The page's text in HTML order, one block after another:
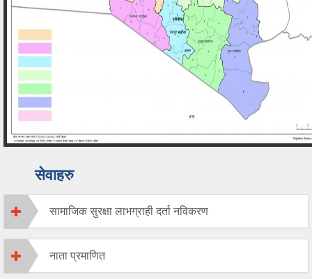
सेवाहरु
सामाजिक सुरक्षा लाभग्राही दर्ता नविकरण
नाता प्रमाणित